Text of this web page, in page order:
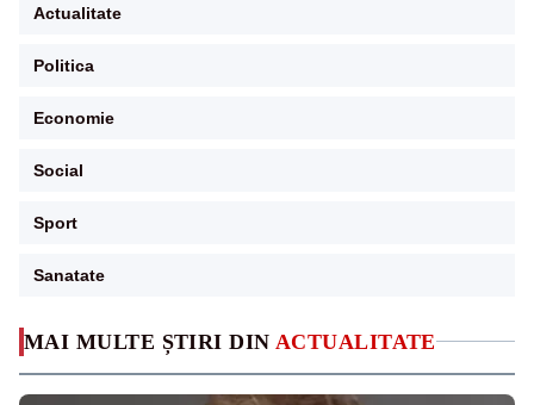
MAI MULTE ȘTIRI DIN ACTUALITATE
Actualitate
Politica
Economie
Social
Sport
Sanatate